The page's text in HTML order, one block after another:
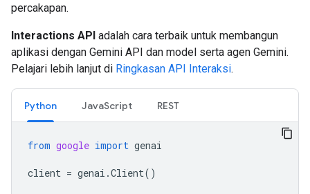
percakapan.
Interactions API adalah cara terbaik untuk membangun
aplikasi dengan Gemini API dan model serta agen Gemini.
Pelajari lebih lanjut di Ringkasan API Interaksi.
Python JavaScript REST
from google import genai
client = genai .Client()